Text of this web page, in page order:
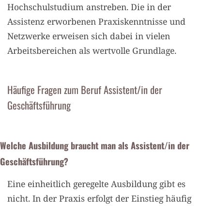
Hochschulstudium anstreben. Die in der
Assistenz erworbenen Praxiskenntnisse und
Netzwerke erweisen sich dabei in vielen
Arbeitsbereichen als wertvolle Grundlage.
Häufige Fragen zum Beruf Assistent/in der
Geschäftsführung
Welche Ausbildung braucht man als Assistent/in der
Geschäftsführung?
Eine einheitlich geregelte Ausbildung gibt es
nicht. In der Praxis erfolgt der Einstieg häufig